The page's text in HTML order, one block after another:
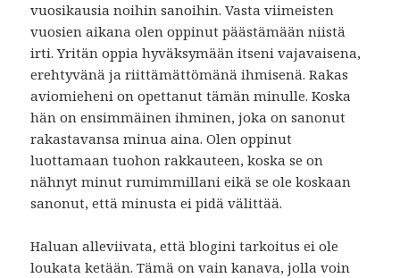
vuosikausia noihin sanoihin. Vasta viimeisten
vuosien aikana olen oppinut päästämään niistä
irti. Yritän oppia hyväksymään itseni vajavaisena,
erehtyvänä ja riittämättömänä ihmisenä. Rakas
aviomieheni on opettanut tämän minulle. Koska
hän on ensimmäinen ihminen, joka on sanonut
rakastavansa minua aina. Olen oppinut
luottamaan tuohon rakkauteen, koska se on
nähnyt minut rumimmillani eikä se ole koskaan
sanonut, että minusta ei pidä välittää.
Haluan alleviivata, että blogini tarkoitus ei ole
loukata ketään. Tämä on vain kanava, jolla voin